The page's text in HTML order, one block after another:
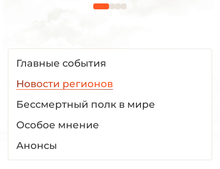
Главные события
Новости регионов
Бессмертный полк в мире
Особое мнение
Анонсы